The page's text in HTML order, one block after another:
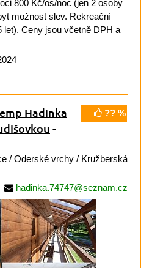
800 Kč/os/noc (jen 2 osoby
možnost slev. Rekreační
let). Ceny jsou včetně DPH a
?? %
Hadinka
-
/ Oderské vrchy / Kružberská
hadinka.74747@seznam.cz